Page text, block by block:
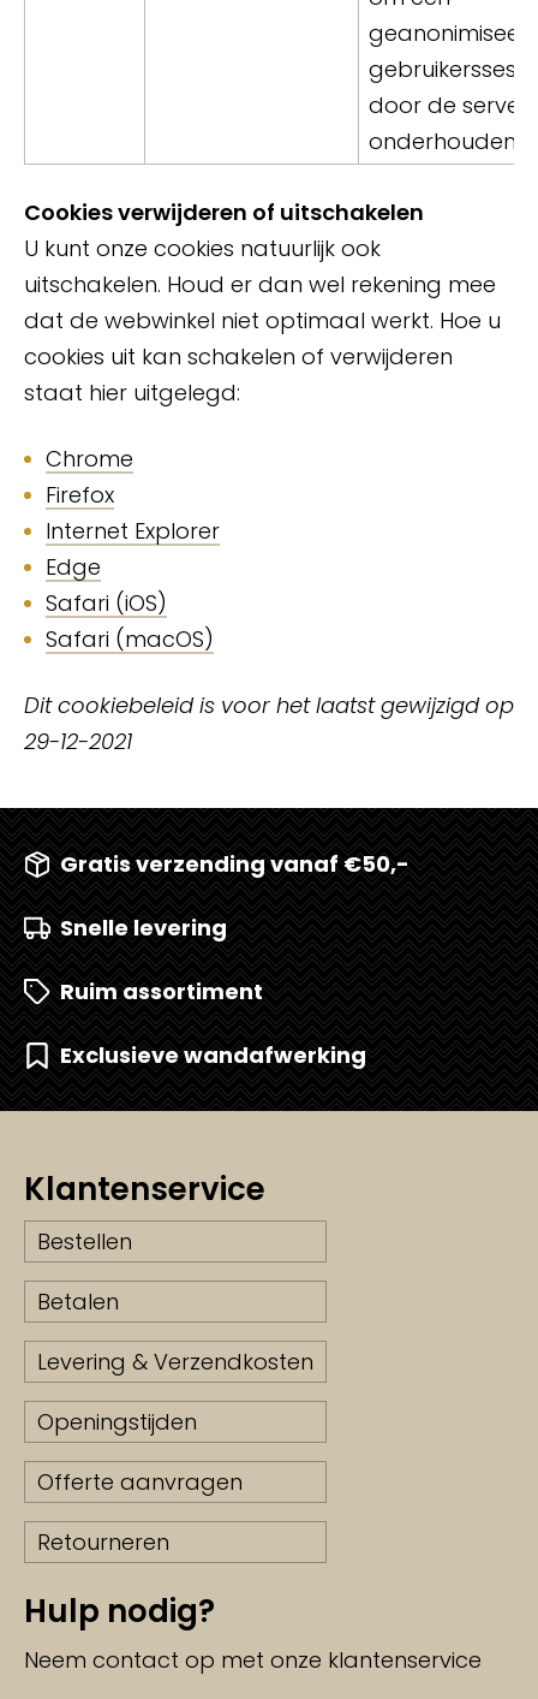
door de server
onderhouden.
Cookies verwijderen of uitschakelen
U kunt onze cookies natuurlijk ook
uitschakelen. Houd er dan wel rekening mee
dat de webwinkel niet optimaal werkt. Hoe u
cookies uit kan schakelen of verwijderen
staat hier uitgelegd:
Chrome
Firefox
Internet Explorer
Edge
Safari (iOS)
Safari (macOS)
Dit cookiebeleid is voor het laatst gewijzigd op
29-12-2021
Gratis verzending vanaf €50,-
Snelle levering
Ruim assortiment
Exclusieve wandafwerking
Klantenservice
Bestellen
Betalen
Levering & Verzendkosten
Openingstijden
Offerte aanvragen
Retourneren
Hulp nodig?
Neem contact op met onze klantenservice